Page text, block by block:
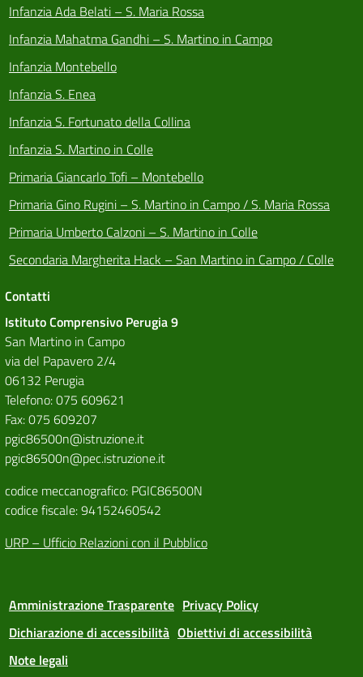
Infanzia Ada Belati – S. Maria Rossa
Infanzia Mahatma Gandhi – S. Martino in Campo
Infanzia Montebello
Infanzia S. Enea
Infanzia S. Fortunato della Collina
Infanzia S. Martino in Colle
Primaria Giancarlo Tofi – Montebello
Primaria Gino Rugini – S. Martino in Campo / S. Maria Rossa
Primaria Umberto Calzoni – S. Martino in Colle
Secondaria Margherita Hack – San Martino in Campo / Colle
Contatti
Istituto Comprensivo Perugia 9
San Martino in Campo
via del Papavero 2/4
06132 Perugia
Telefono: 075 609621
Fax: 075 609207
pgic86500n@istruzione.it
pgic86500n@pec.istruzione.it
codice meccanografico: PGIC86500N
codice fiscale: 94152460542
URP – Ufficio Relazioni con il Pubblico
Amministrazione Trasparente Privacy Policy
Dichiarazione di accessibilità Obiettivi di accessibilità
Note legali